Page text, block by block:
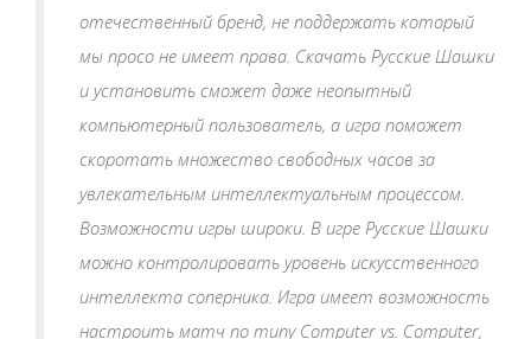
отечественный бренд, не поддержать который
мы просо не имеет права. Скачать Русские Шашки
и установить сможет даже неопытный
компьютерный пользователь, а игра поможет
скоротать множество свободных часов за
увлекательным интеллектуальным процессом.
Возможности игры широки. В игре Русские Шашки
можно контролировать уровень искусственного
интеллекта соперника. Игра имеет возможность
настроить матч по типу Computer vs. Computer,